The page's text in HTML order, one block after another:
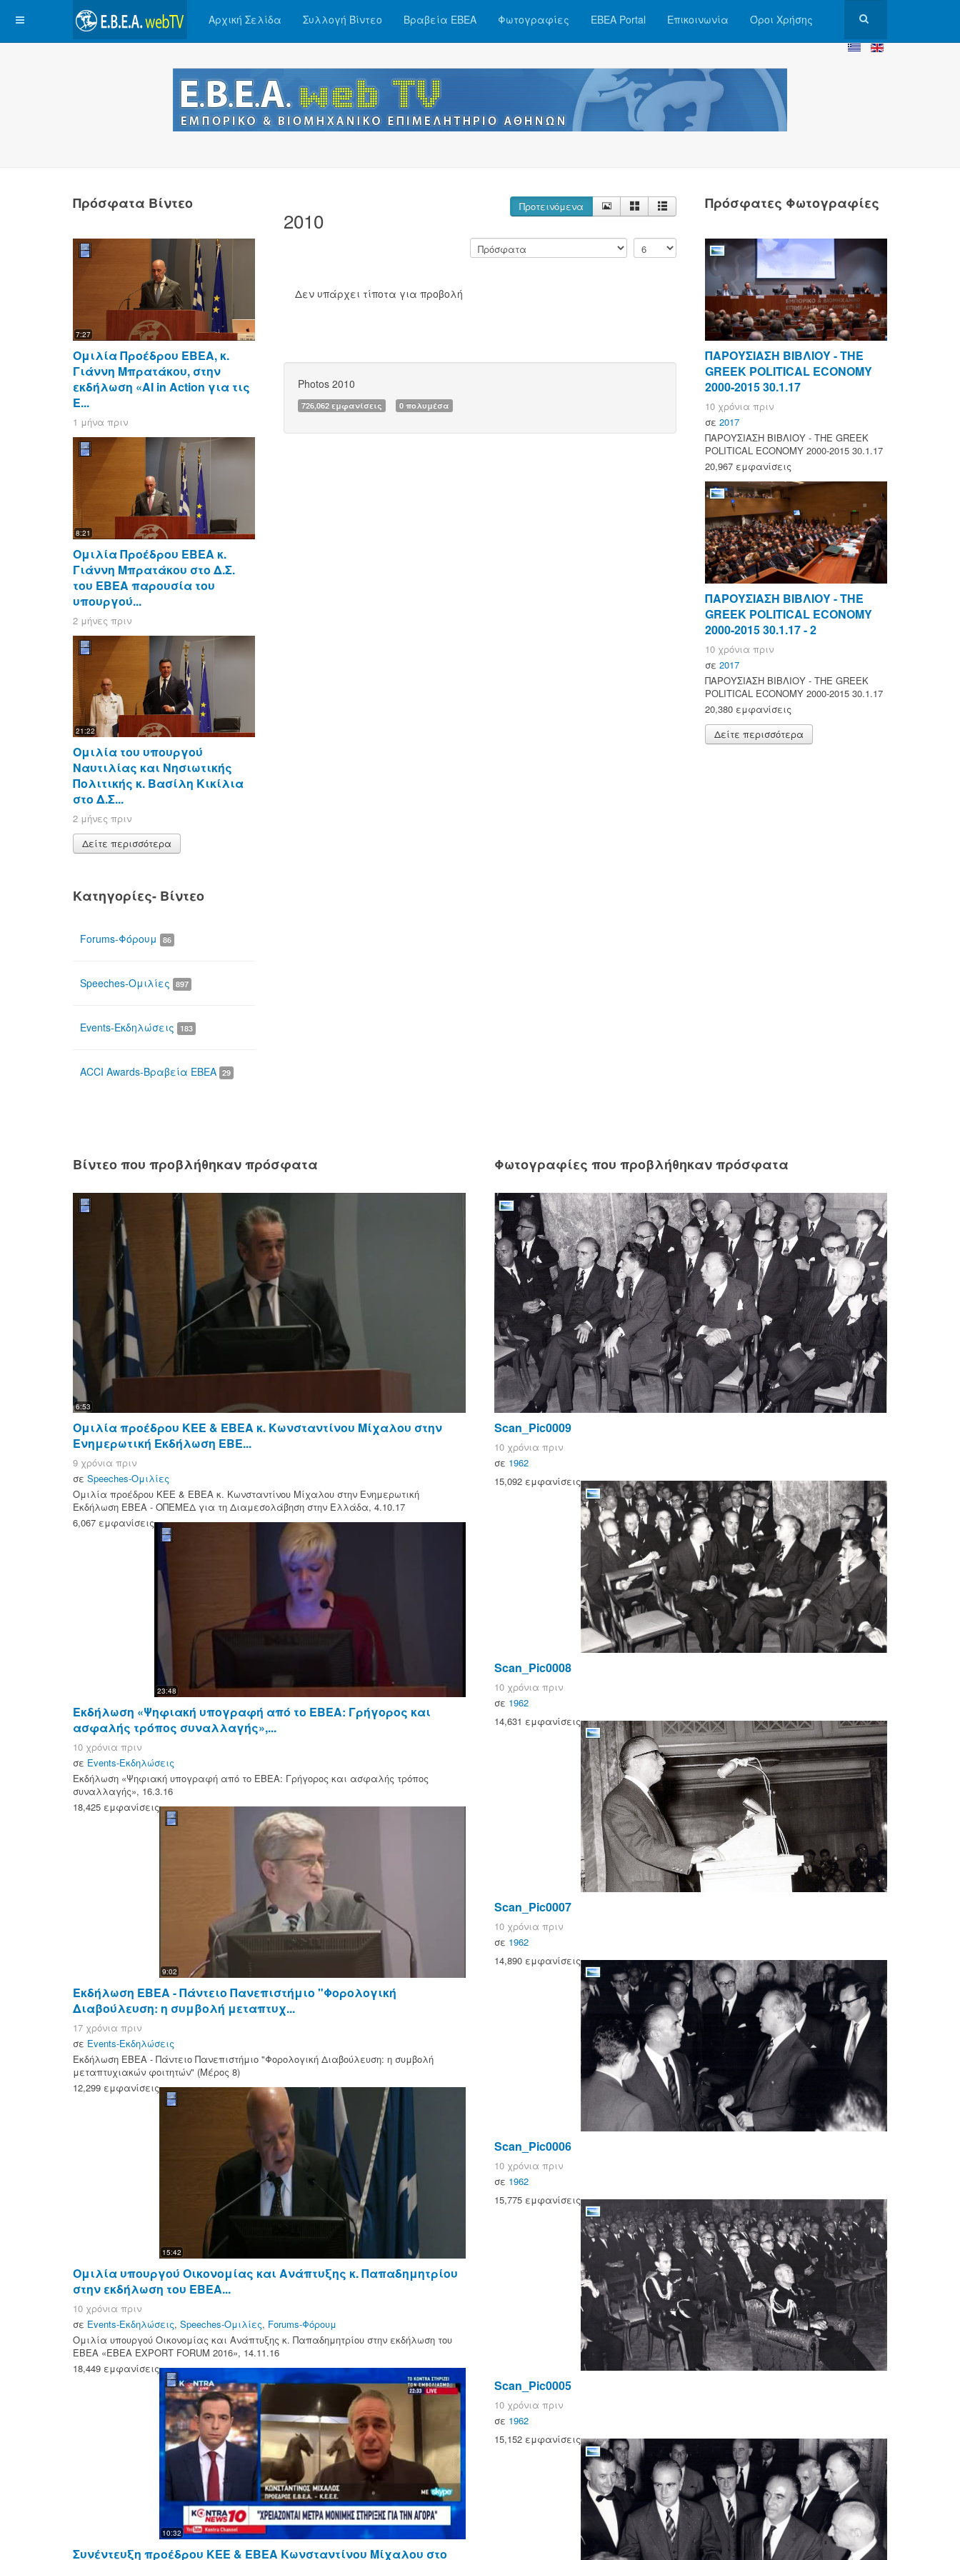
Αρχική Σελίδα Συλλογή Βίντεο Βραβεία ΕΒΕΑ Φωτογραφίες ΕΒΕΑ Portal Επικοινωνία Όροι Χρήσης
2010
Προτεινόμενα
Δεν υπάρχει τίποτα για προβολή
Photos 2010
726,062 εμφανίσεις 0 πολυμέσα
Πρόσφατα Βίντεο
7:27
Ομιλία Προέδρου ΕΒΕΑ, κ.
Γιάννη Μπρατάκου, στην
εκδήλωση «AI in Action για τις
Ε...
1 μήνα πριν
8:21
Ομιλία Προέδρου ΕΒΕΑ κ.
Γιάννη Μπρατάκου στο Δ.Σ.
του ΕΒΕΑ παρουσία του
υπουργού...
2 μήνες πριν
21:22
Ομιλία του υπουργού
Ναυτιλίας και Νησιωτικής
Πολιτικής κ. Βασίλη Κικίλια
στο Δ.Σ...
2 μήνες πριν
Δείτε περισσότερα
Κατηγορίες- Βίντεο
Forums-Φόρουμ 86
Speeches-Ομιλίες 897
Events-Εκδηλώσεις 183
ACCI Awards-Βραβεία ΕΒΕΑ 29
Πρόσφατες Φωτογραφίες
ΠΑΡΟΥΣΙΑΣΗ ΒΙΒΛΙΟΥ - ΤΗΕ
GREEK POLITICAL ECONOMY
2000-2015 30.1.17
10 χρόνια πριν
σε 2017
ΠΑΡΟΥΣΙΑΣΗ ΒΙΒΛΙΟΥ - ΤΗΕ GREEK
POLITICAL ECONOMY 2000-2015 30.1.17
20,967 εμφανίσεις
ΠΑΡΟΥΣΙΑΣΗ ΒΙΒΛΙΟΥ - ΤΗΕ
GREEK POLITICAL ECONOMY
2000-2015 30.1.17 - 2
10 χρόνια πριν
σε 2017
ΠΑΡΟΥΣΙΑΣΗ ΒΙΒΛΙΟΥ - ΤΗΕ GREEK
POLITICAL ECONOMY 2000-2015 30.1.17
20,380 εμφανίσεις
Δείτε περισσότερα
Βίντεο που προβλήθηκαν πρόσφατα
6:53
Ομιλία προέδρου ΚΕΕ & ΕΒΕΑ κ. Κωνσταντίνου Μίχαλου στην
Ενημερωτική Εκδήλωση ΕΒΕ...
9 χρόνια πριν
σε Speeches-Ομιλίες
Ομιλία προέδρου ΚΕΕ & ΕΒΕΑ κ. Κωνσταντίνου Μίχαλου στην Ενημερωτική
Εκδήλωση ΕΒΕΑ - ΟΠΕΜΕΔ για τη Διαμεσολάβηση στην Ελλάδα, 4.10.17
6,067 εμφανίσεις
23:48
Εκδήλωση «Ψηφιακή υπογραφή από το ΕΒΕΑ: Γρήγορος και
ασφαλής τρόπος συναλλαγής»,...
10 χρόνια πριν
σε Events-Εκδηλώσεις
Εκδήλωση «Ψηφιακή υπογραφή από το ΕΒΕΑ: Γρήγορος και ασφαλής τρόπος
συναλλαγής», 16.3.16
18,425 εμφανίσεις
9:02
Εκδήλωση ΕΒΕΑ - Πάντειο Πανεπιστήμιο "Φορολογική
Διαβούλευση: η συμβολή μεταπτυχ...
17 χρόνια πριν
σε Events-Εκδηλώσεις
Εκδήλωση ΕΒΕΑ - Πάντειο Πανεπιστήμιο "Φορολογική Διαβούλευση: η συμβολή
μεταπτυχιακών φοιτητών" (Μέρος 8)
12,299 εμφανίσεις
15:42
Ομιλία υπουργού Οικονομίας και Ανάπτυξης κ. Παπαδημητρίου
στην εκδήλωση του ΕΒΕΑ...
10 χρόνια πριν
σε Events-Εκδηλώσεις, Speeches-Ομιλίες, Forums-Φόρουμ
Ομιλία υπουργού Οικονομίας και Ανάπτυξης κ. Παπαδημητρίου στην εκδήλωση του
ΕΒΕΑ «ΕΒΕΑ EXPORT FORUM 2016», 14.11.16
18,449 εμφανίσεις
10:32
Συνέντευξη προέδρου ΚΕΕ & ΕΒΕΑ Κωνσταντίνου Μίχαλου στο
Φωτογραφίες που προβλήθηκαν πρόσφατα
Scan_Pic0009
10 χρόνια πριν
σε 1962
15,092 εμφανίσεις
Scan_Pic0008
10 χρόνια πριν
σε 1962
14,631 εμφανίσεις
Scan_Pic0007
10 χρόνια πριν
σε 1962
14,890 εμφανίσεις
Scan_Pic0006
10 χρόνια πριν
σε 1962
15,775 εμφανίσεις
Scan_Pic0005
10 χρόνια πριν
σε 1962
15,152 εμφανίσεις